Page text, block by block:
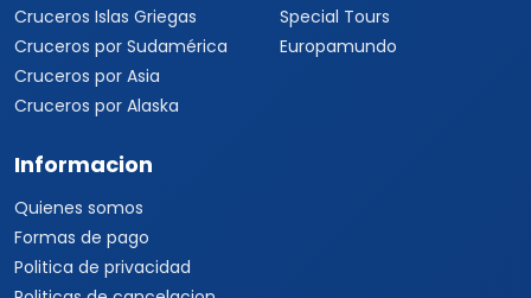
Cruceros Islas Griegas
Cruceros por Sudamérica
Cruceros por Asia
Cruceros por Alaska
Special Tours
Europamundo
Informacion
Quienes somos
Formas de pago
Politica de privacidad